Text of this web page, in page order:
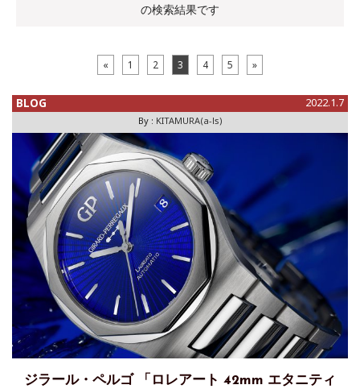
の検索結果です
« 1 2 3 4 5 »
BLOG 2022.1.7
By : KITAMURA(a-ls)
ジラール・ペルゴ 「ロレアート 42mm エタニティ